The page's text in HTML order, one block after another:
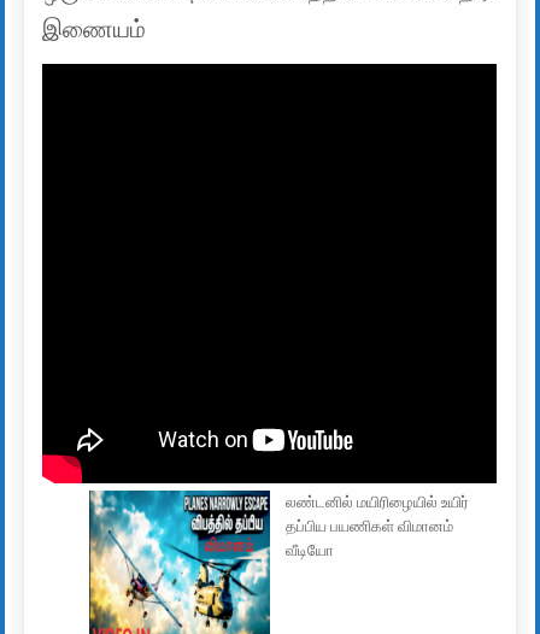
இணையம்
லண்டனில் மயிரிழையில் உயிர்
தப்பிய பயணிகள் விமானம்
வீடியோ